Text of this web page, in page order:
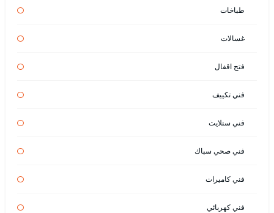
طباخات
غسالات
فتح اقفال
فني تكييف
فني ستلايت
فني صحي سباك
فني كاميرات
فني كهربائي